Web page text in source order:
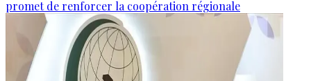
promet de renforcer la coopération régionale